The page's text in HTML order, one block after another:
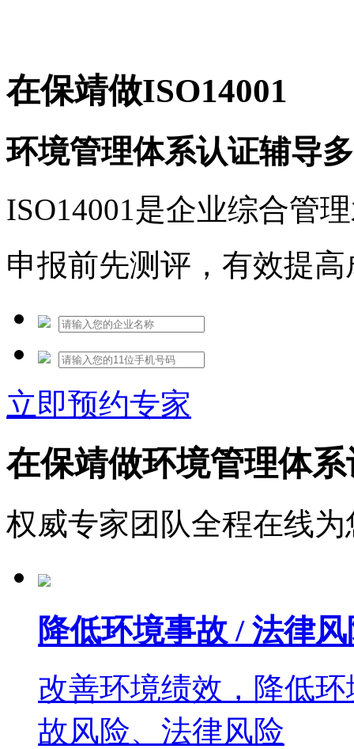
在保靖做ISO14001
环境管理体系认证辅导
ISO14001是企业综合管
申报前先测评，有效提
立即预约专家
在保靖做环境管理体
权威专家团队全程在线
降低环境事故 / 法律
改善环境绩效，降低环
故风险、法律风险